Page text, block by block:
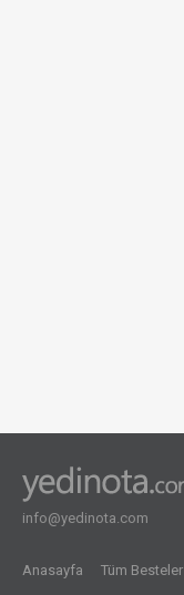
info@yedinota.com
Anasayfa Tüm Besteler